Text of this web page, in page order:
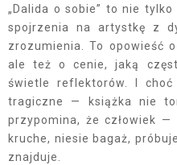
„Dalida o sobie” to nie
spojrzenia na artystkę z
zrozumienia. To opowieść
ale też o cenie, jaką
świetle reflektorów. I
tragiczne — książka nie
przypomina, że człowiek
kruche, niesie bagaż,
znajduje.